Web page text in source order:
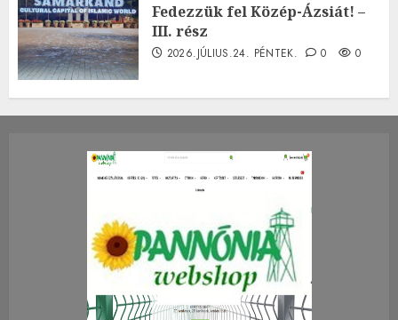
Fedezzük fel Közép-Ázsiát! –
III. rész
2026.JÚLIUS.24. PÉNTEK. 0 0